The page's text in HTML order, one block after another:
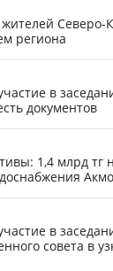
Северо-
региона
в
документов
1,4 млрд тг
в
совета в